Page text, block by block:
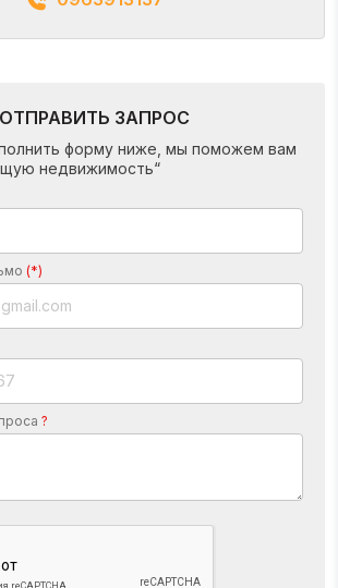
ОТПРАВИТЬ ЗАПРОС
форму ниже, мы поможем вам
недвижимость“
(*)
?